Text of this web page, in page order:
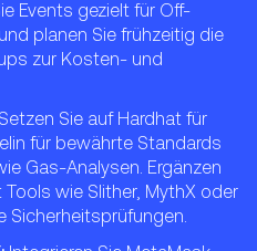
Events gezielt für Off-
planen Sie frühzeitig die
zur Kosten- und
Setzen Sie auf Hardhat für
für bewährte Standards
Gas-Analysen. Ergänzen
Tools wie Slither, MythX oder
Sicherheitsprüfungen.